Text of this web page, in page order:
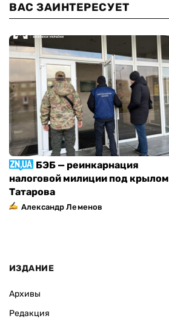
ВАС ЗАИНТЕРЕСУЕТ
БЭБ — реинкарнация
налоговой милиции под крылом
Татарова
Александр Леменов
ИЗДАНИЕ
Архивы
Редакция